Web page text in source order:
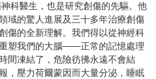
科醫生，也是研究創傷的先驅。他
域的驚人進展及三十多年治療創傷
傷的全新理解。我們得以從神經科
塑我們的大腦——正常的記憶處理
間凍結了，危險彷彿永遠不會結
，壓力荷爾蒙因而大量分泌，睡眠